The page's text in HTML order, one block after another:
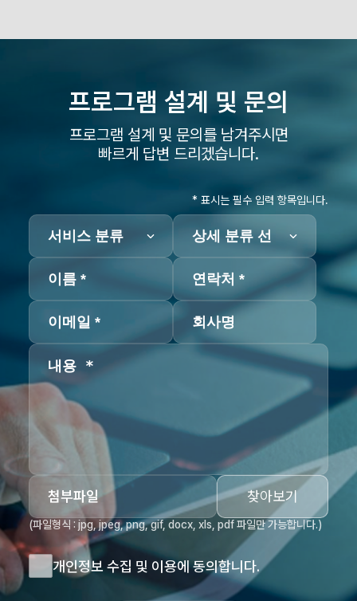
프로그램 설계 및 문의
프로그램 설계 및 문의를 남겨주시면
빠르게 답변 드리겠습니다.
* 표시는 필수 입력 항목입니다.
첨부파일 찾아보기
(파일형식 : jpg, jpeg, png, gif, docx, xls, pdf 파일만 가능합니다.)
개인정보 수집 및 이용에 동의합니다.